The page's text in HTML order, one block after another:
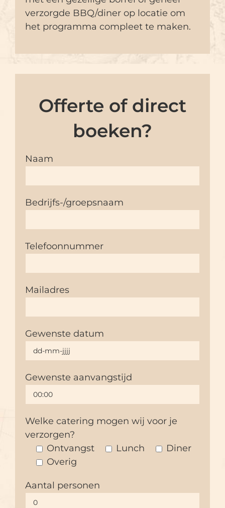
verzorgde BBQ/diner op locatie om
het programma compleet te maken.
Offerte of direct
boeken?
Naam
Bedrijfs-/groepsnaam
Telefoonnummer
Mailadres
Gewenste datum
Gewenste aanvangstijd
Welke catering mogen wij voor je
verzorgen?
Ontvangst
Lunch
Diner
Overig
Aantal personen